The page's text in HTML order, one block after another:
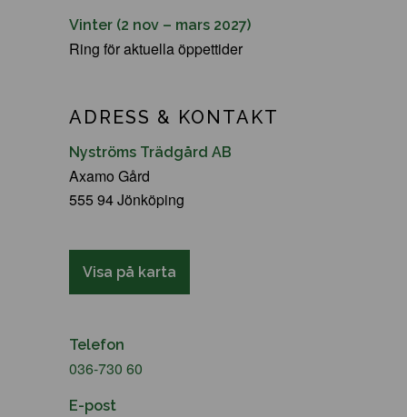
Vinter (2 nov – mars 2027)
Ring för aktuella öppettider
ADRESS & KONTAKT
Nyströms Trädgård AB
Axamo Gård
555 94 Jönköping
Visa på karta
Telefon
036-730 60
E-post